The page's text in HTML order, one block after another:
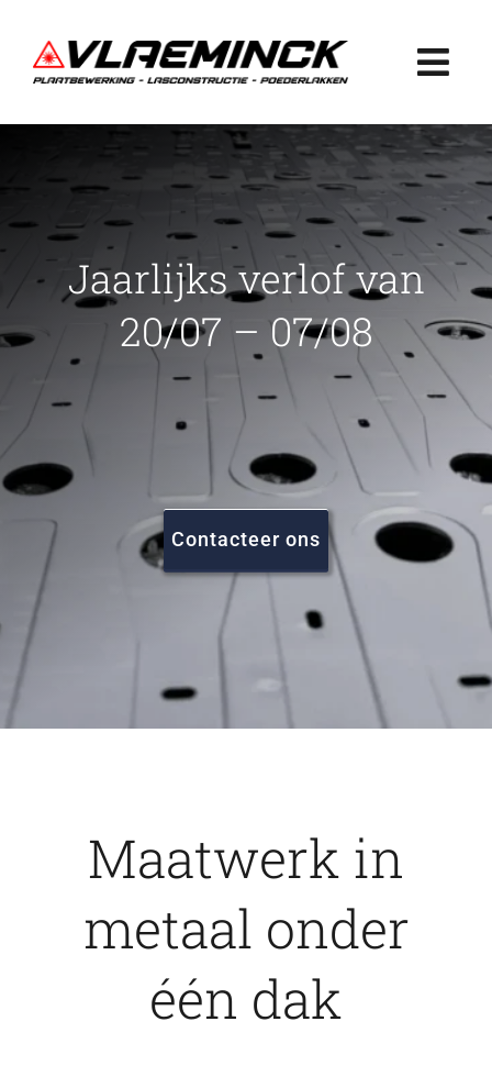
naar
inhoud
Plaatbewerking
Lasconstructie
Poederlakken
Projecten
FAQ
Vacatures
Jaarlijks verlof van
20/07 – 07/08
Contacteer ons
Maatwerk in
metaal onder
één dak